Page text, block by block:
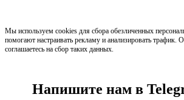
Мы используем cookies для сбора обезличенных
помогают настраивать рекламу и анализировать трафик.
соглашаетесь на сбор таких данных.
Напишите нам в